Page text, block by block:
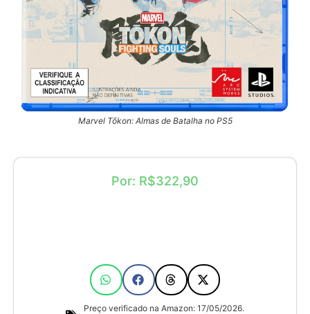
Marvel Tōkon: Almas de Batalha no PS5
Por: R$322,90
Preço verificado na Amazon: 17/05/2026.